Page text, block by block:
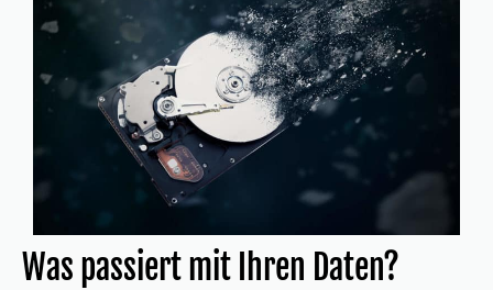
Was passiert mit Ihren Daten?